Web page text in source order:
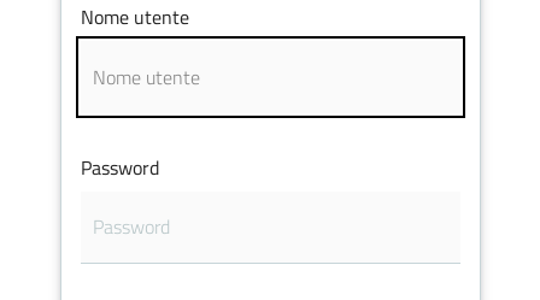
Servizi
Vivere
d'Argile
Nome utente
Password